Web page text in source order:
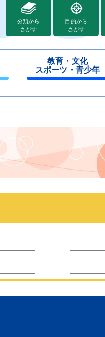
分類から
さがす
目的から
さがす
教育・文化
スポーツ・青少年
じ